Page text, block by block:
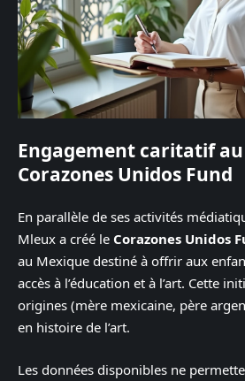
Engagement caritatif
Corazones Unidos Fund
En parallèle de ses activités
Mleux a créé le Corazones Unidos
au Mexique destiné à offrir aux
accès à l’éducation et à l’art. Cette
origines (mère mexicaine, père
en histoire de l’art.
Les données disponibles ne